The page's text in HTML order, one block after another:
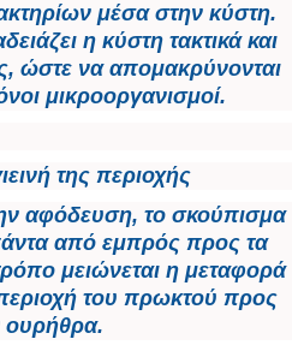
μέσα στην κύστη.
η κύστη τακτικά και
ώστε να απομακρύνονται
μικροοργανισμοί.
της περιοχής
αφόδευση, το σκούπισμα
από εμπρός προς τα
μειώνεται η μεταφορά
του πρωκτού προς
ουρήθρα.